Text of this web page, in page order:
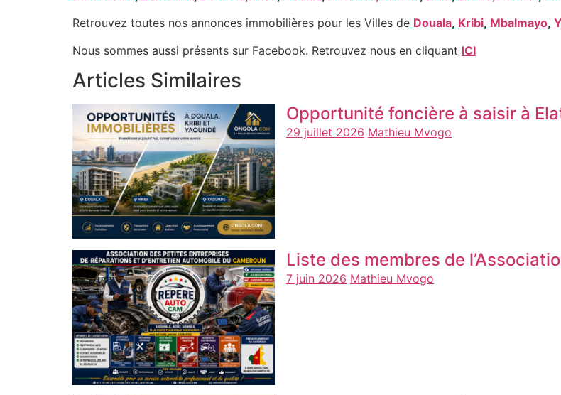
Retrouvez toutes nos annonces immobilières pour les Villes de Douala, Kribi, Mbalmayo,
Nous sommes aussi présents sur Facebook. Retrouvez nous en cliquant ICI
Articles Similaires
Opportunité foncière à saisir à
29 juillet 2026 Mathieu Mvogo
Liste des membres de
7 juin 2026 Mathieu Mvogo